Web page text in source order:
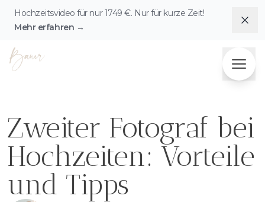
Hochzeitsvideo für nur1749 €. Nur für kurze Zeit!
Mehr erfahren →
Fotografie & Videografie Herzensbilder Bauer
Zweiter Fotograf bei
Hochzeiten: Vorteile
und Tipps